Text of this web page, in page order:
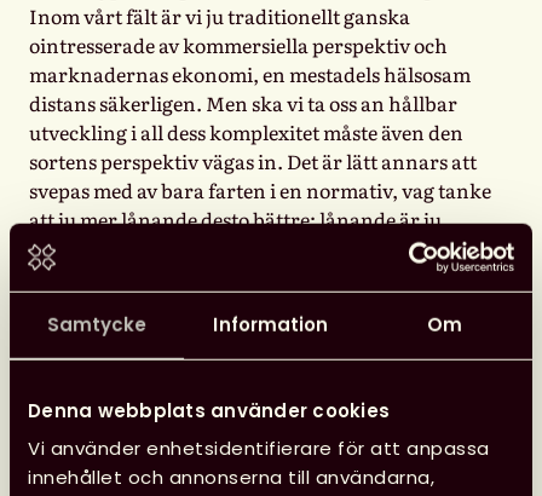
Samtycke Information Om
Denna webbplats använder cookies
Vi använder enhetsidentifierare för att anpassa
innehållet och annonserna till användarna,
Inom vårt fält är vi ju traditionellt ganska
ointresserade av kommersiella perspektiv och
marknadernas ekonomi, en mestadels hälsosam
distans säkerligen. Men ska vi ta oss an hållbar
utveckling i all dess komplexitet måste även den
sortens perspektiv vägas in. Det är lätt annars att
svepas med av bara farten i en normativ, vag tanke
att ju mer lånande desto bättre; lånande är ju
cirkulärt och det cirkulära är det mycket snack om
just nu, alltså måste det vara bra.
Jonas säger också att en av de kanske viktigaste
utmaningarna våra lärosäten står inför är att
behövs inom både forskning och utbildning för
hållbar utveckling. Det är kostsamt, svårt och helt
nödvändigt. Han menar att ur ett